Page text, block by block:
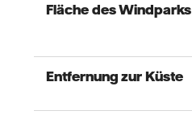
Fläche des Windparks
Entfernung zur Küste